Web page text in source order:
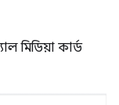
মিডিয়া কার্ড